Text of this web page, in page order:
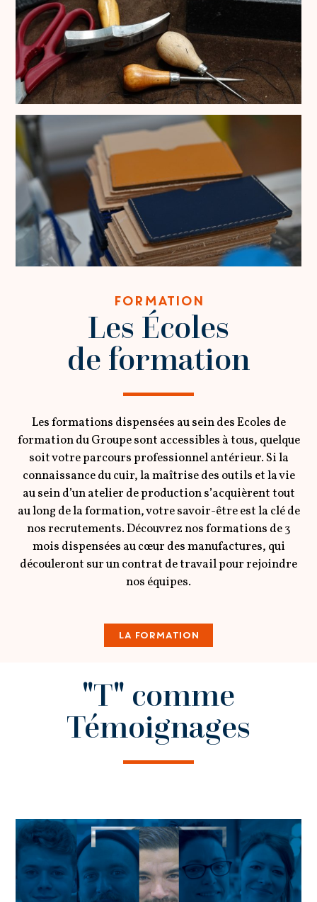
FORMATION
Les Écoles
de formation
Les formations dispensées au sein des Ecoles de
formation du Groupe sont accessibles à tous, quelque
soit votre parcours professionnel antérieur. Si la
connaissance du cuir, la maîtrise des outils et la vie
au sein d’un atelier de production s’acquièrent tout
au long de la formation, votre savoir-être est la clé de
nos recrutements. Découvrez nos formations de 3
mois dispensées au cœur des manufactures, qui
découleront sur un contrat de travail pour rejoindre
nos équipes.
LA FORMATION
"T" comme
Témoignages